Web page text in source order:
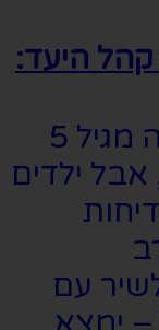
קהל היעד:
ההפקה הרשמית ממליצה מגיל 5
אבל ילדים
עם